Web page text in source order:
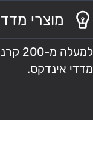
מוצרי מדד
מדדי אינדקס.